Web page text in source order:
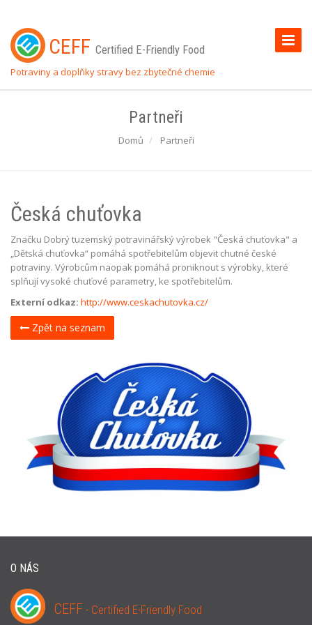
Toggle
CEFF Certified E-Friendly Food
Potraviny a doplňky stravy bez zbytečné chemie
Partneři
Domů Partneři
Česká chuťovka
Značku Dobrý tuzemský potravinářský výrobek "Česká chuťovka" a
„Dětská chuťovka“ pomáhá spotřebitelům objevit chutné české
potraviny. Výrobcům naopak pomáhá proniknout s výrobky, které
splňují vysoké chuťové parametry, ke spotřebitelům.
Externí odkaz: http://www.ceskachutovka.cz/
Zpět na seznam
O NÁS
CEFF - Certified E-Friendly Food